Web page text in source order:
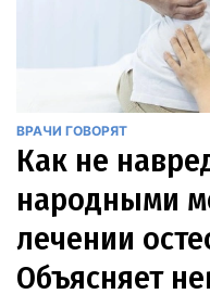
ВРАЧИ ГОВОРЯТ
Как не
народными
лечении
Объясняет